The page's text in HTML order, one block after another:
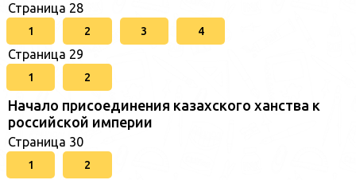
Страница 28
1 2 3 4
Страница 29
1 2
Начало присоединения казахского ханства к
российской империи
Страница 30
1 2